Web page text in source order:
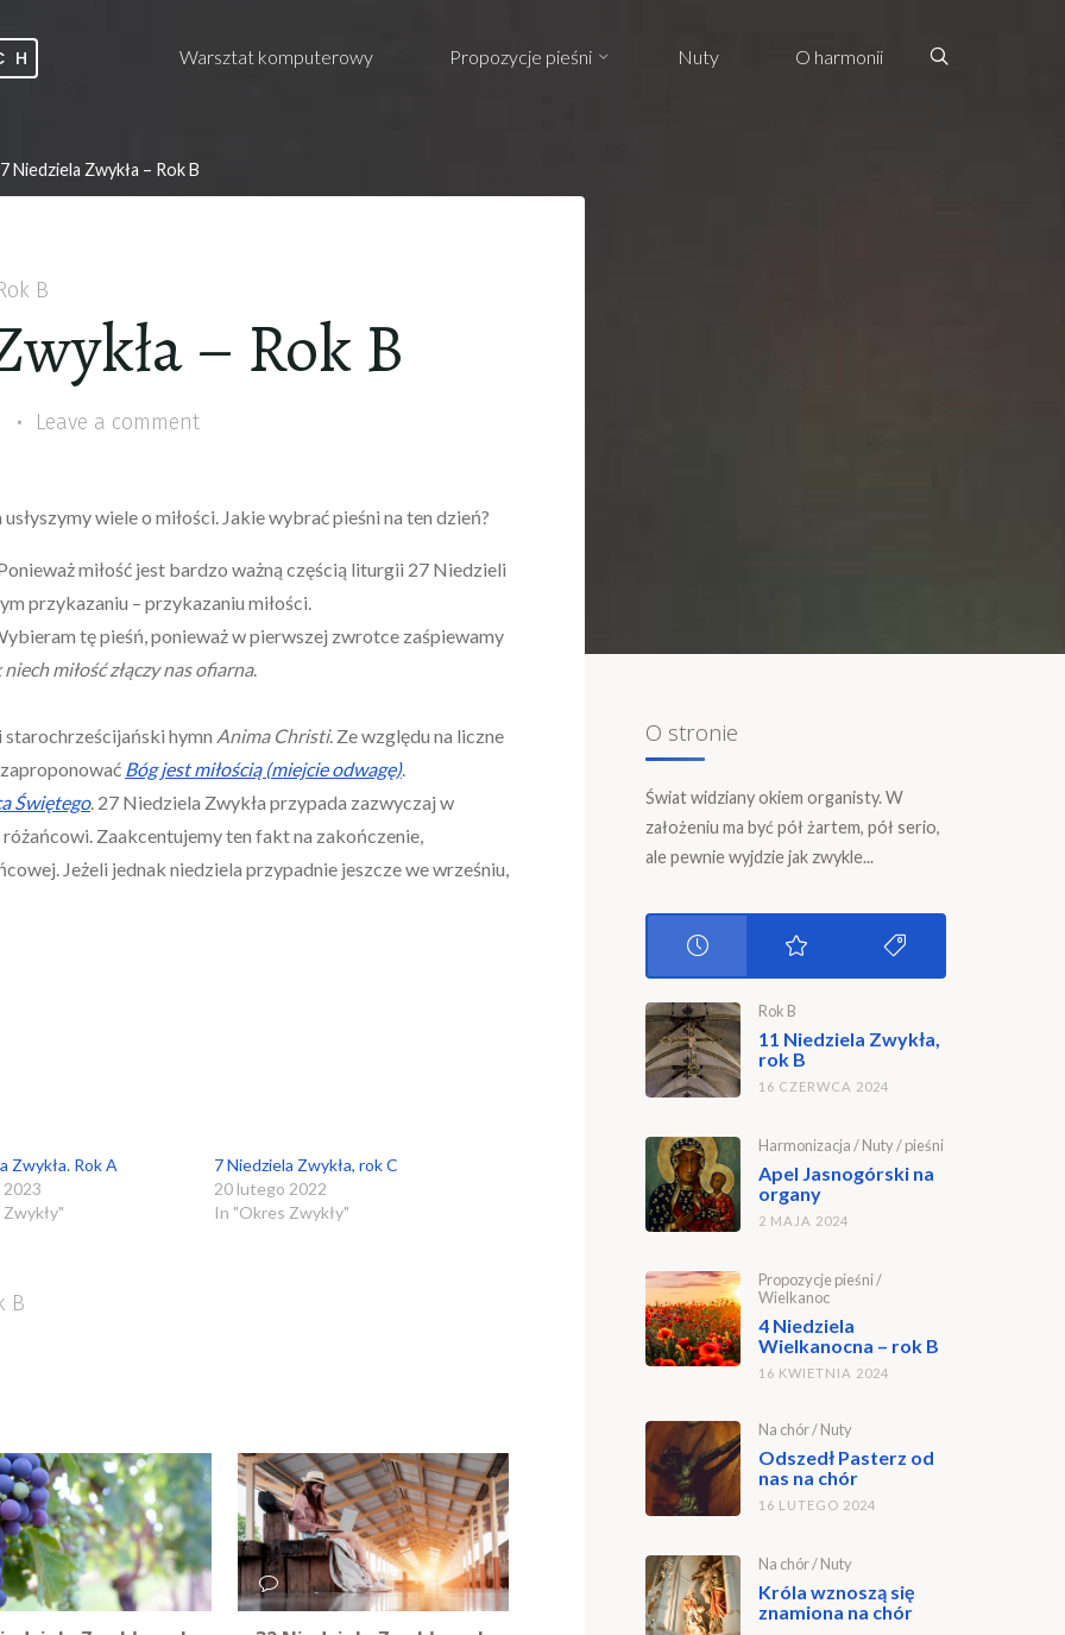
Warsztat komputerowy Propozycje pieśni Nuty O harmonii
Niedziela Zwykła – Rok B
B
– Rok B
Leave a comment
wiele o miłości. Jakie wybrać pieśni na ten dzień?
miłość jest bardzo ważną częścią liturgii 27 Niedzieli
przykazaniu – przykazaniu miłości.
tę pieśń, ponieważ w pierwszej zwrotce zaśpiewamy
miłość złączy nas ofiarna.
starochrześcijański hymn Anima Christi. Ze względu na liczne
Bóg jest miłością (miejcie odwagę).
Świętego. 27 Niedziela Zwykła przypada zazwyczaj w
Zaakcentujemy ten fakt na zakończenie,
Jeżeli jednak niedziela przypadnie jeszcze we wrześniu,
Zwykła. Rok A
7 Niedziela Zwykła, rok C
20 lutego 2022
In "Okres Zwykły"
B
0
O stronie
Świat widziany okiem organisty. W
założeniu ma być pół żartem, pół serio,
ale pewnie wyjdzie jak zwykle...
Rok B
11 Niedziela Zwykła,
rok B
16 CZERWCA 2024
Harmonizacja/Nuty/pieśni
Apel Jasnogórski na
organy
2 MAJA 2024
Propozycje pieśni/
Wielkanoc
4 Niedziela
Wielkanocna – rok B
16 KWIETNIA 2024
Na chór/Nuty
Odszedł Pasterz od
nas na chór
16 LUTEGO 2024
Na chór/Nuty
Króla wznoszą się
znamiona na chór